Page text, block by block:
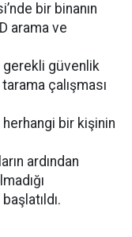
bir binanın
arama ve
gerekli güvenlik
çalışması
bir kişinin
ardından